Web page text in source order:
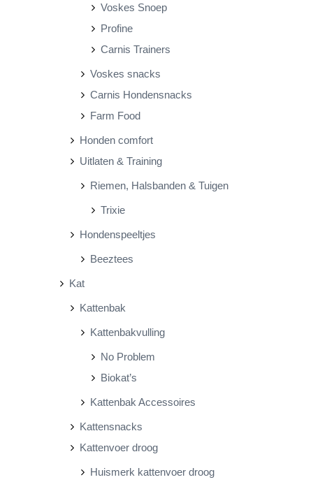
Voskes Snoep
Profine
Carnis Trainers
Voskes snacks
Carnis Hondensnacks
Farm Food
Honden comfort
Uitlaten & Training
Riemen, Halsbanden & Tuigen
Trixie
Hondenspeeltjes
Beeztees
Kat
Kattenbak
Kattenbakvulling
No Problem
Biokat’s
Kattenbak Accessoires
Kattensnacks
Kattenvoer droog
Huismerk kattenvoer droog